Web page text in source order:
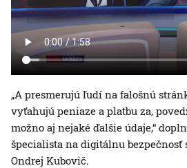
„A presmerujú ľudí na falošnú
vyťahujú peniaze a platbu za,
možno aj nejaké ďalšie údaje,“
špecialista na digitálnu bezpečnosť
Ondrej Kubovič.